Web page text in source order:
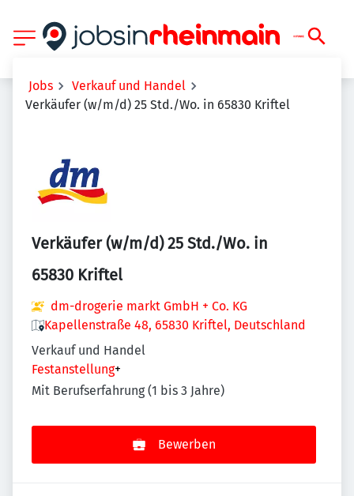
Jobs
Verkauf und Handel
Verkäufer (w/m/d) 25 Std./Wo. in 65830 Kriftel
Verkäufer (w/m/d) 25 Std./Wo. in
65830 Kriftel
dm-drogerie markt GmbH + Co. KG
Kapellenstraße 48, 65830 Kriftel, Deutschland
Verkauf und Handel
Festanstellung+
Mit Berufserfahrung (1 bis 3 Jahre)
Bewerben